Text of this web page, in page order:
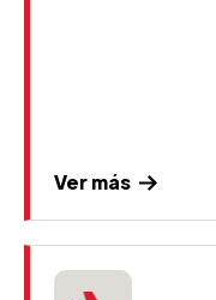
Ver más